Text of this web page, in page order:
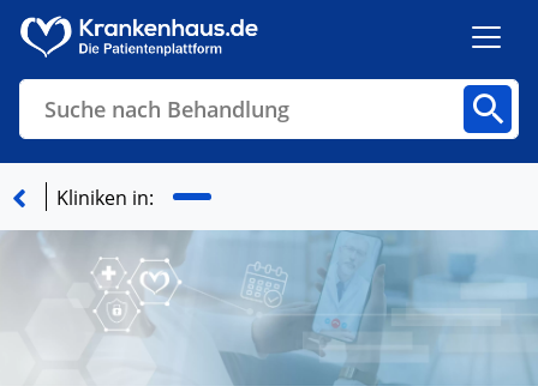
Suche nach Behandlung
Finden
Kliniken in: